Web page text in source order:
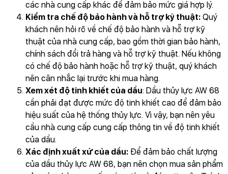
các nhà cung cấp khác để đảm bảo mức giá hợp lý.
Kiểm tra chế độ bảo hành và hỗ trợ kỹ thuật: Quý
khách nên hỏi rõ về chế độ bảo hành và hỗ trợ kỹ
thuật của nhà cung cấp, bao gồm thời gian bảo hành,
chính sách đổi trả hàng và hỗ trợ kỹ thuật. Nếu không
có chế độ bảo hành hoặc hỗ trợ kỹ thuật, quý khách
nên cân nhắc lại trước khi mua hàng.
Xem xét độ tinh khiết của dầu: Dầu thủy lực AW 68
cần phải đạt được mức độ tinh khiết cao để đảm bảo
hiệu suất của hệ thống thủy lực. Vì vậy, bạn nên yêu
cầu nhà cung cấp cung cấp thông tin về độ tinh khiết
của dầu.
Xác định xuất xứ của dầu: Để đảm bảo chất lượng
của dầu thủy lực AW 68, bạn nên chọn mua sản phẩm